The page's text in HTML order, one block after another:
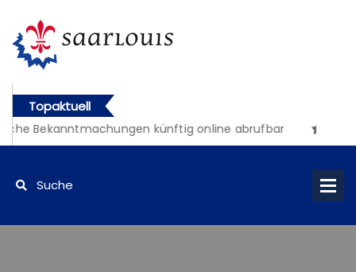
Topaktuell
Bekanntmachungen künftig online abrufbar